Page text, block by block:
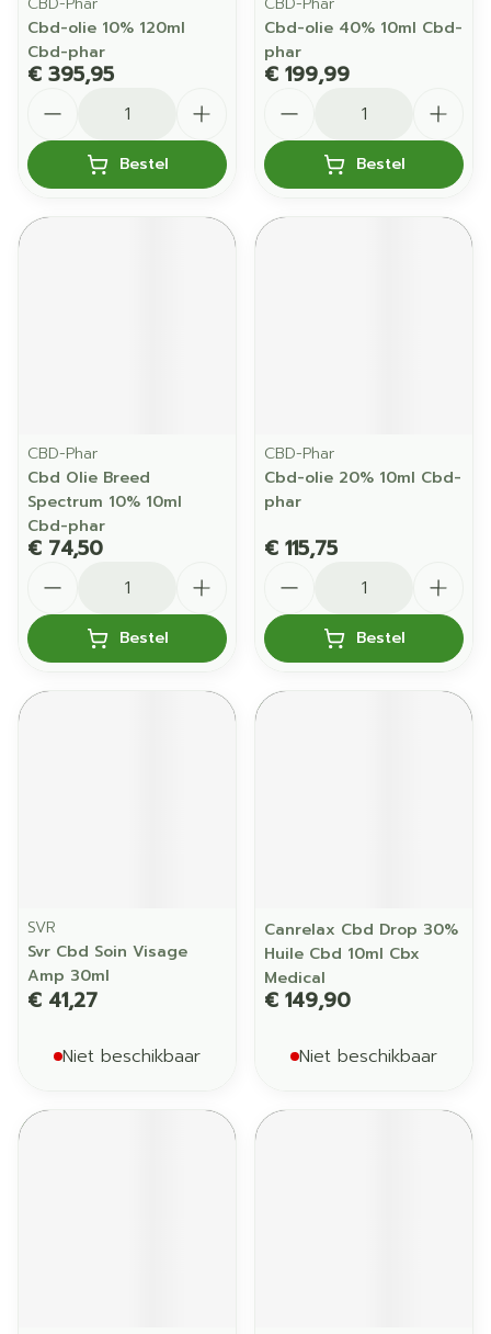
Cbd-olie 10% 120ml
Cbd-phar
€ 395,95
Bestel
Cbd-olie 40% 10ml Cbd-
phar
€ 199,99
Bestel
CBD-Phar
Cbd Olie Breed
Spectrum 10% 10ml
Cbd-phar
€ 74,50
Bestel
CBD-Phar
Cbd-olie 20% 10ml Cbd-
phar
€ 115,75
Bestel
SVR
Svr Cbd Soin Visage
Amp 30ml
€ 41,27
Niet beschikbaar
Canrelax Cbd Drop 30%
Huile Cbd 10ml Cbx
Medical
€ 149,90
Niet beschikbaar